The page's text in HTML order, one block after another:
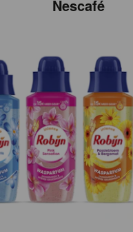
Nescafé